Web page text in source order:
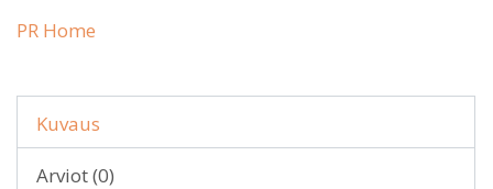
PR Home
Kuvaus
Arviot (0)